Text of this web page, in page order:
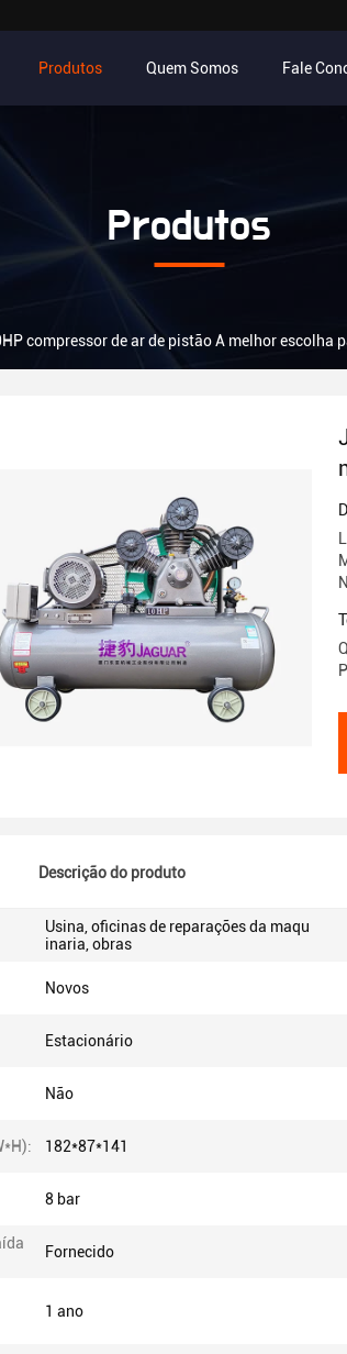
Produtos Quem Somos Fale
Produtos
compressor de ar de pistão A melhor escolha
Descrição do produto
Usina, oficinas de reparações da maqu
inaria, obras
Novos
Estacionário
Não
182*87*141
8 bar
Fornecido
1 ano